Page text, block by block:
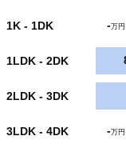
1K - 1DK -万円
1LDK - 2DK
2LDK - 3DK
3LDK - 4DK -万円